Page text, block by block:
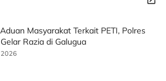
Masyarakat Terkait PETI, Polres
Razia di Galugua